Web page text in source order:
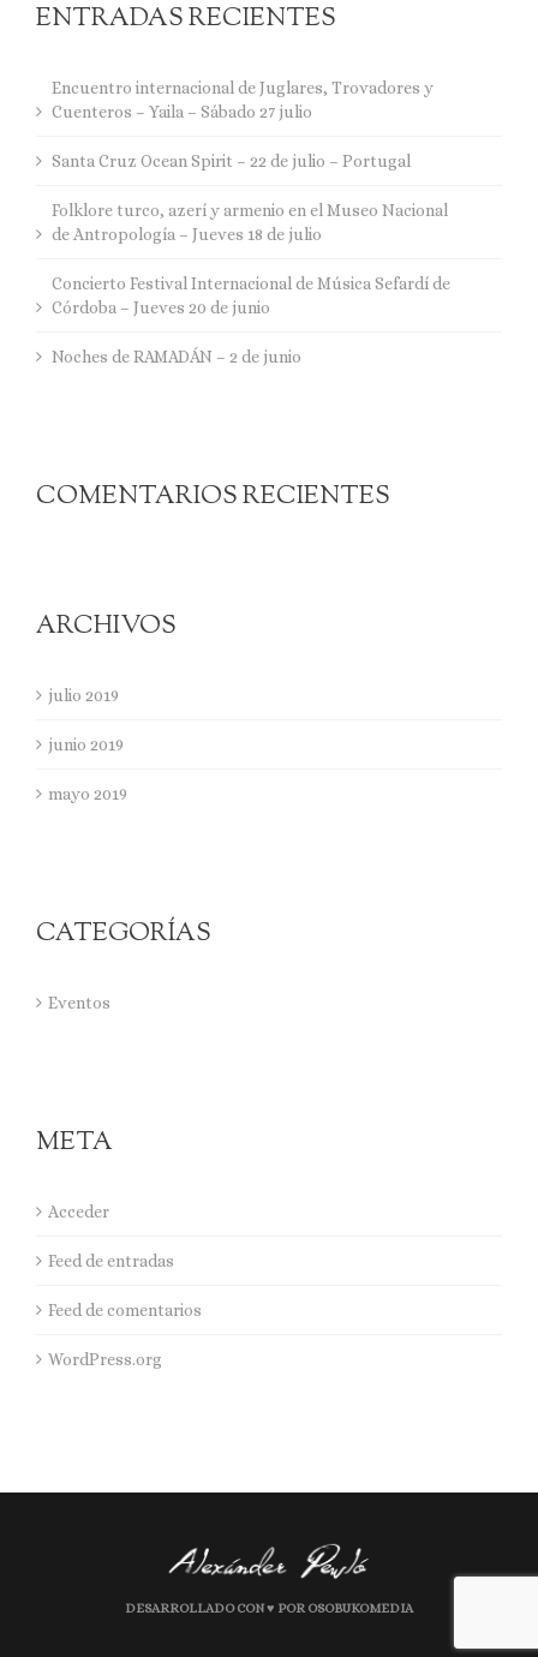
ENTRADAS RECIENTES
Encuentro internacional de Juglares, Trovadores y
Cuenteros – Yaila – Sábado 27 julio
Santa Cruz Ocean Spirit – 22 de julio – Portugal
Folklore turco, azerí y armenio en el Museo Nacional
de Antropología – Jueves 18 de julio
Concierto Festival Internacional de Música Sefardí de
Córdoba – Jueves 20 de junio
Noches de RAMADÁN – 2 de junio
COMENTARIOS RECIENTES
ARCHIVOS
julio 2019
junio 2019
mayo 2019
CATEGORÍAS
Eventos
META
Acceder
Feed de entradas
Feed de comentarios
WordPress.org
DESARROLLADO CON ♥ POR OSOBUKOMEDIA